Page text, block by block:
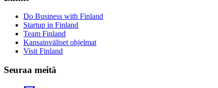
Do Business with Finland
Startup in Finland
Team Finland
Kansainväliset ohjelmat
Visit Finland
Seuraa meitä